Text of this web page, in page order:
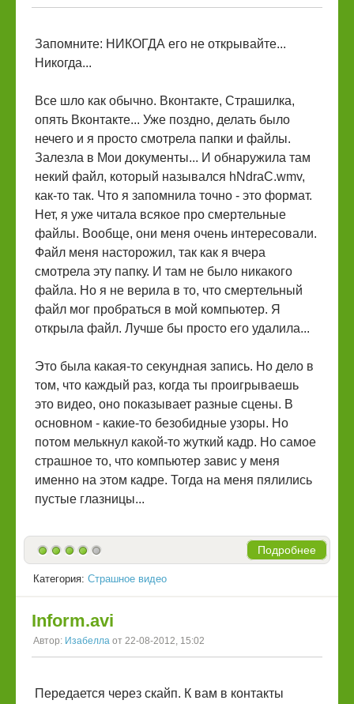
Запомните: НИКОГДА его не открывайте...
Никогда...
Все шло как обычно. Вконтакте, Страшилка,
опять Вконтакте... Уже поздно, делать было
нечего и я просто смотрела папки и файлы.
Залезла в Мои документы... И обнаружила там
некий файл, который назывался hNdraC.wmv,
как-то так. Что я запомнила точно - это формат.
Нет, я уже читала всякое про смертельные
файлы. Вообще, они меня очень интересовали.
Файл меня насторожил, так как я вчера
смотрела эту папку. И там не было никакого
файла. Но я не верила в то, что смертельный
файл мог пробраться в мой компьютер. Я
открыла файл. Лучше бы просто его удалила...
Это была какая-то секундная запись. Но дело в
том, что каждый раз, когда ты проигрываешь
это видео, оно показывает разные сцены. В
основном - какие-то безобидные узоры. Но
потом мелькнул какой-то жуткий кадр. Но самое
страшное то, что компьютер завис у меня
именно на этом кадре. Тогда на меня пялились
пустые глазницы...
Подробнее
Категория: Страшное видео
Inform.avi
Автор: Изабелла от 22-08-2012, 15:02
Передается через скайп. К вам в контакты